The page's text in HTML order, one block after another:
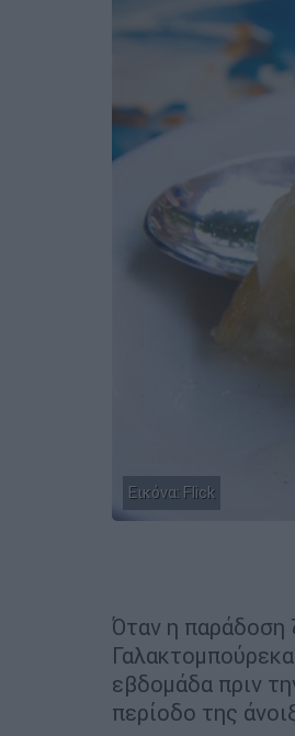
Εικόνα: Flick
Όταν η παράδοση
εβδομάδα πριν
περίοδο της